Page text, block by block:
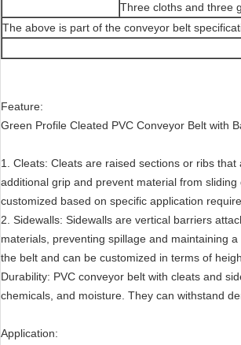
Three cloths and three
The above is part of the conveyor belt
Feature:
Green Profile Cleated PVC Conveyor Belt with
1. Cleats: Cleats are raised sections or ribs
additional grip and prevent material from
customized based on specific application
2. Sidewalls: Sidewalls are vertical barriers
materials, preventing spillage and maintaining
the belt and can be customized in terms of
Durability: PVC conveyor belt with cleats and
chemicals, and moisture. They can withstand
Application: